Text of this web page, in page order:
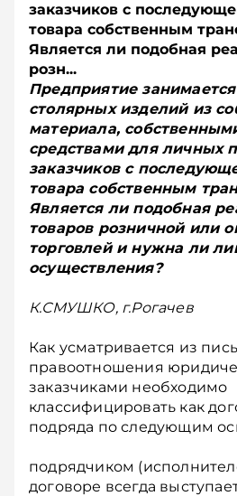
заказчиков с
товара собственным
Является ли подобная
розн...
Предприятие
столярных изделий из
материала,
средствами для личных
заказчиков с
товара собственным
Является ли подобная
товаров розничной или
торговлей и нужна ли
осуществления?
К.СМУШКО, г.Рогачев
Как усматривается из
правоотношения
заказчиками необходимо
классифицировать как
подряда по следующим
подрядчиком
договоре всегда